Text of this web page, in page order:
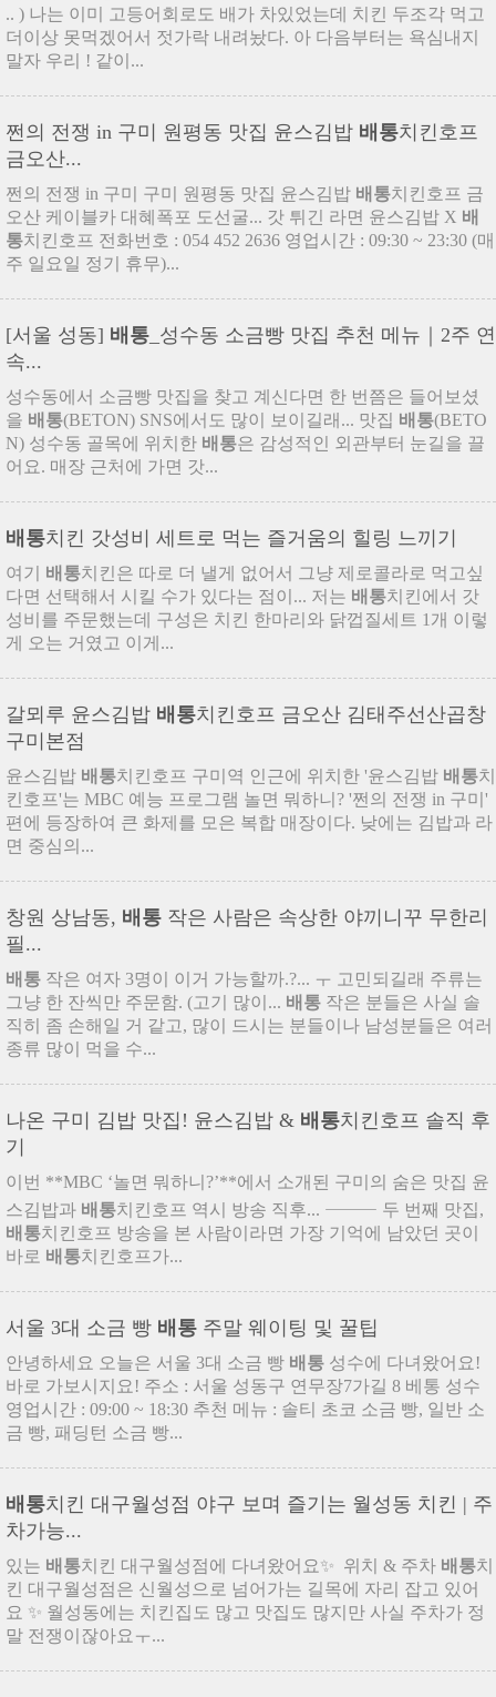
.. ) 나는 이미 고등어회로도 배가 차있었는데 치킨 두조각 먹고
더이상 못먹겠어서 젓가락 내려놨다. 아 다음부터는 욕심내지
말자 우리 ! 같이...
쩐의 전쟁 in 구미 원평동 맛집 윤스김밥 배통치킨호프
금오산...
쩐의 전쟁 in 구미 구미 원평동 맛집 윤스김밥 배통치킨호프 금
오산 케이블카 대혜폭포 도선굴... 갓 튀긴 라면 윤스김밥 X 배
통치킨호프 전화번호 : 054 452 2636 영업시간 : 09:30 ~ 23:30 (매
주 일요일 정기 휴무)...
[서울 성동] 배통 _성수동 소금빵 맛집 추천 메뉴｜2주 연
속...
성수동에서 소금빵 맛집을 찾고 계신다면 한 번쯤은 들어보셨
을 배통(BETON) SNS에서도 많이 보이길래... 맛집 배통(BETO
N) 성수동 골목에 위치한 배통은 감성적인 외관부터 눈길을 끌
어요. 매장 근처에 가면 갓...
배통치킨 갓성비 세트로 먹는 즐거움의 힐링 느끼기
여기 배통치킨은 따로 더 낼게 없어서 그냥 제로콜라로 먹고싶
다면 선택해서 시킬 수가 있다는 점이... 저는 배통치킨에서 갓
성비를 주문했는데 구성은 치킨 한마리와 닭껍질세트 1개 이렇
게 오는 거였고 이게...
갈뫼루 윤스김밥 배통치킨호프 금오산 김태주선산곱창
구미본점
윤스김밥 배통치킨호프 구미역 인근에 위치한 '윤스김밥 배통치
킨호프'는 MBC 예능 프로그램 놀면 뭐하니? '쩐의 전쟁 in 구미'
편에 등장하여 큰 화제를 모은 복합 매장이다. 낮에는 김밥과 라
면 중심의...
창원 상남동, 배통 작은 사람은 속상한 야끼니꾸 무한리
필...
배통 작은 여자 3명이 이거 가능할까.?... ㅜ 고민되길래 주류는
그냥 한 잔씩만 주문함. (고기 많이... 배통 작은 분들은 사실 솔
직히 좀 손해일 거 같고, 많이 드시는 분들이나 남성분들은 여러
종류 많이 먹을 수...
나온 구미 김밥 맛집! 윤스김밥 & 배통치킨호프 솔직 후
기
이번 **MBC ‘놀면 뭐하니?’**에서 소개된 구미의 숨은 맛집 윤
스김밥과 배통치킨호프 역시 방송 직후... ⸻ 두 번째 맛집,
배통치킨호프 방송을 본 사람이라면 가장 기억에 남았던 곳이
바로 배통치킨호프가...
서울 3대 소금 빵 배통 주말 웨이팅 및 꿀팁
안녕하세요 오늘은 서울 3대 소금 빵 배통 성수에 다녀왔어요!
바로 가보시지요! 주소 : 서울 성동구 연무장7가길 8 베통 성수
영업시간 : 09:00 ~ 18:30 추천 메뉴 : 솔티 초코 소금 빵, 일반 소
금 빵, 패딩턴 소금 빵...
배통치킨 대구월성점 야구 보며 즐기는 월성동 치킨 | 주
차가능...
있는 배통치킨 대구월성점에 다녀왔어요✨ ️ 위치 & 주차 배통치
킨 대구월성점은 신월성으로 넘어가는 길목에 자리 잡고 있어
요 ✨ 월성동에는 치킨집도 많고 맛집도 많지만 사실 주차가 정
말 전쟁이잖아요ㅜ...